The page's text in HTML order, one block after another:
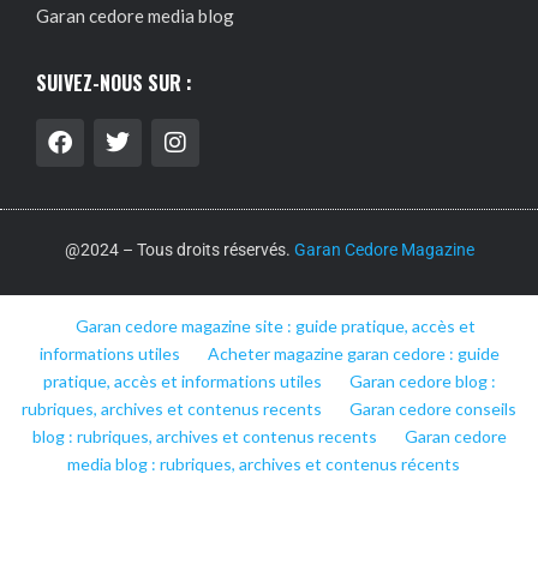
Garan cedore media blog
SUIVEZ-NOUS SUR :
@2024 – Tous droits réservés. Garan Cedore Magazine
Garan cedore magazine site : guide pratique, accès et
informations utiles
Acheter magazine garan cedore : guide
pratique, accès et informations utiles
Garan cedore blog :
rubriques, archives et contenus recents
Garan cedore conseils
blog : rubriques, archives et contenus recents
Garan cedore
media blog : rubriques, archives et contenus récents